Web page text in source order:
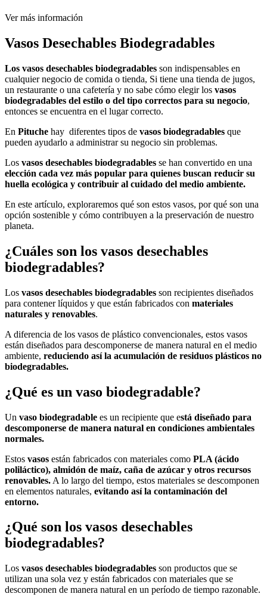
Ver más información
Vasos Desechables Biodegradables
Los vasos desechables biodegradables son indispensables en
cualquier negocio de comida o tienda, Si tiene una tienda de jugos,
un restaurante o una cafetería y no sabe cómo elegir los vasos
biodegradables del estilo o del tipo correctos para su negocio,
entonces se encuentra en el lugar correcto.
En Pituche hay diferentes tipos de vasos biodegradables que
pueden ayudarlo a administrar su negocio sin problemas.
Los vasos desechables biodegradables se han convertido en una
elección cada vez más popular para quienes buscan reducir su
huella ecológica y contribuir al cuidado del medio ambiente.
En este artículo, exploraremos qué son estos vasos, por qué son una
opción sostenible y cómo contribuyen a la preservación de nuestro
planeta.
¿Cuáles son los vasos desechables
biodegradables?
Los vasos desechables biodegradables son recipientes diseñados
para contener líquidos y que están fabricados con materiales
naturales y renovables.
A diferencia de los vasos de plástico convencionales, estos vasos
están diseñados para descomponerse de manera natural en el medio
ambiente, reduciendo así la acumulación de residuos plásticos no
biodegradables.
¿Qué es un vaso biodegradable?
Un vaso biodegradable es un recipiente que está diseñado para
descomponerse de manera natural en condiciones ambientales
normales.
Estos vasos están fabricados con materiales como PLA (ácido
poliláctico), almidón de maíz, caña de azúcar y otros recursos
renovables. A lo largo del tiempo, estos materiales se descomponen
en elementos naturales, evitando así la contaminación del
entorno.
¿Qué son los vasos desechables
biodegradables?
Los vasos desechables biodegradables son productos que se
utilizan una sola vez y están fabricados con materiales que se
descomponen de manera natural en un período de tiempo razonable.